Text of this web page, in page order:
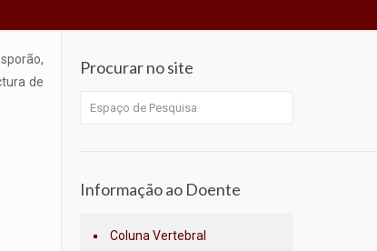
de
Procurar no site
Informação ao Doente
Coluna Vertebral